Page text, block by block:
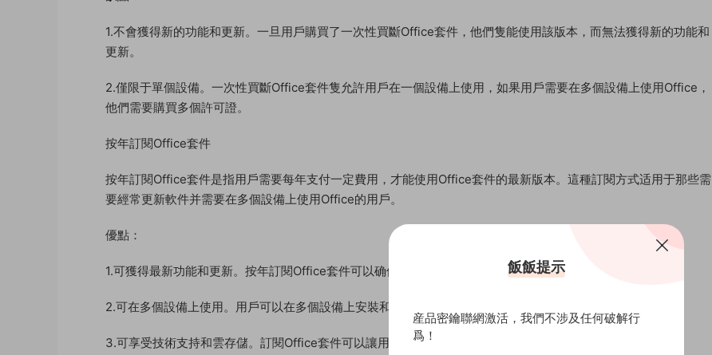
1.不會獲得新的功能和更新。一旦用戶購買了一次性買斷Office套件，他們隻能使用該版本，而無法獲得新的功能和
更新。
2.僅限于單個設備。一次性買斷Office套件隻允許用戶在一個設備上使用，如果用戶需要在多個設備上使用Office，
他們需要購買多個許可證。
按年訂閱Office套件
按年訂閱Office套件是指用戶需要每年支付一定費用，才能使用Office套件的最新版本。這種訂閱方式适用于那些需
要經常更新軟件并需要在多個設備上使用Office的用戶。
優點：
1.可獲得最新功能和更新。按年訂閱Office套件可以确保用戶始終獲得最新版本的Office，包括新功能和更新。
2.可在多個設備上使用。用戶可以在多個設備上安裝和使用Office。
3.可享受技術支持和雲存儲。訂閱Office套件可以讓用戶獲得Microsoft的技術支持和雲存儲服務。
飯飯提示
産品密鑰聯網激活，我們不涉及任何破解行
爲！